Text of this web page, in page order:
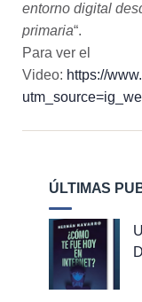
entorno digital
primaria“.
Para ver el
Video: https://
ÚLTIMAS